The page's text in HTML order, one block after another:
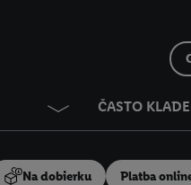
ČASTO
Na dobierku Platba